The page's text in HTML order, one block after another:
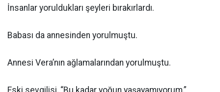
İnsanlar yoruldukları şeyleri bırakırlardı.
Babası da annesinden yorulmuştu.
Annesi Vera’nın ağlamalarından yorulmuştu.